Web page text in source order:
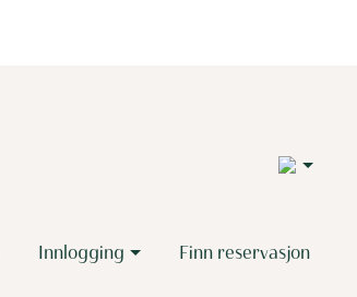
Innlogging Finn reservasjon